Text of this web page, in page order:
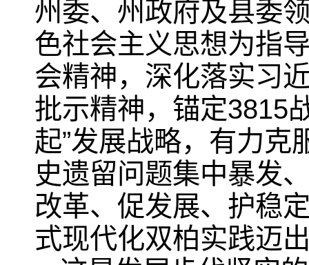
州委、州政府及县委
色社会主义思想为指
会精神，深化落实习
批示精神，锚定3815
起”发展战略，有力
史遗留问题集中暴发
改革、促发展、护稳
式现代化双柏实践迈